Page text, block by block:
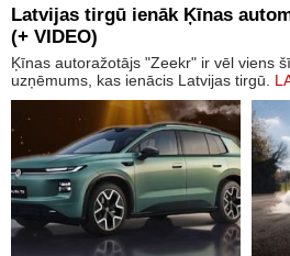
Latvijas tirgū ienāk Ķīnas
(+ VIDEO)
Ķīnas autoražotājs "Zeekr" ir vēl viens
uzņēmums, kas ienācis Latvijas tirgū.